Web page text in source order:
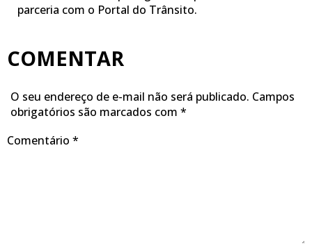
parceria com o Portal do Trânsito.
COMENTAR
O seu endereço de e-mail não será publicado. Campos
obrigatórios são marcados com *
Comentário *